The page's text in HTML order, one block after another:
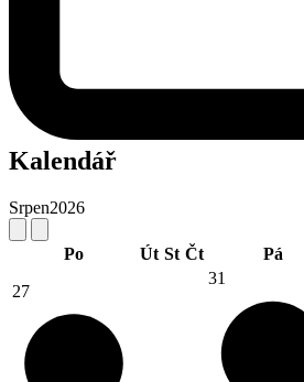
Kalendář
Srpen2026
Po Út St Čt Pá
27
31